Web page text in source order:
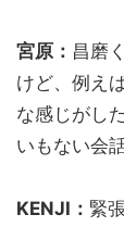
宮原： 昌磨
けど、例え
な感じがし
いもない会
KENJI： 緊